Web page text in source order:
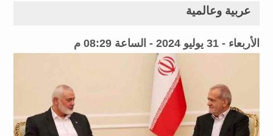
عربية وعالمية
الأربعاء - 31 يوليو 2024 - الساعة 08:29 م